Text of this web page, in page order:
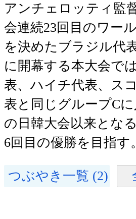
アンチェロッティ監
会連続23回目のワー
を決めたブラジル代
に開幕する本大会で
表、ハイチ代表、ス
表と同じグループC
の日韓大会以来とな
6回目の優勝を目指す。
つぶやき一覧 (2)